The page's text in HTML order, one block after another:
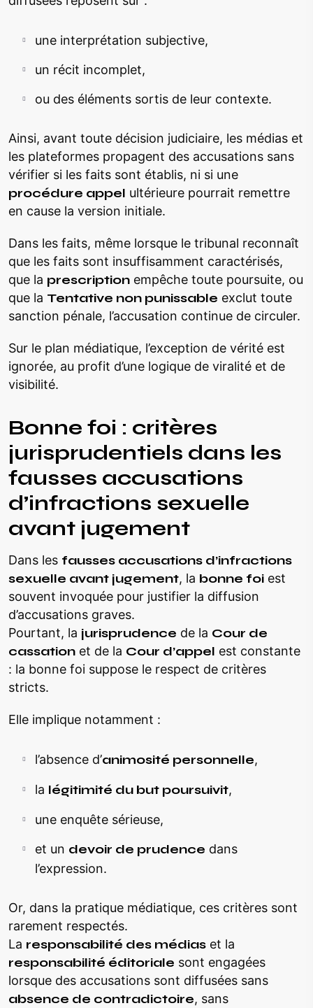
une interprétation subjective,
un récit incomplet,
ou des éléments sortis de leur contexte.
Ainsi, avant toute décision judiciaire, les médias et
les plateformes propagent des accusations sans
vérifier si les faits sont établis, ni si une
procédure appel ultérieure pourrait remettre
en cause la version initiale.
Dans les faits, même lorsque le tribunal reconnaît
que les faits sont insuffisamment caractérisés,
que la prescription empêche toute poursuite, ou
que la Tentative non punissable exclut toute
sanction pénale, l’accusation continue de circuler.
Sur le plan médiatique, l’exception de vérité est
ignorée, au profit d’une logique de viralité et de
visibilité.
Bonne foi : critères
jurisprudentiels dans les
fausses accusations
d’infractions sexuelle
avant jugement
Dans les fausses accusations d’infractions
sexuelle avant jugement, la bonne foi est
souvent invoquée pour justifier la diffusion
d’accusations graves.
Pourtant, la jurisprudence de la Cour de
cassation et de la Cour d’appel est constante
: la bonne foi suppose le respect de critères
stricts.
Elle implique notamment :
l’absence d’animosité personnelle,
la légitimité du but poursuivit,
une enquête sérieuse,
et un devoir de prudence dans
l’expression.
Or, dans la pratique médiatique, ces critères sont
rarement respectés.
La responsabilité des médias et la
responsabilité éditoriale sont engagées
lorsque des accusations sont diffusées sans
absence de contradictoire, sans